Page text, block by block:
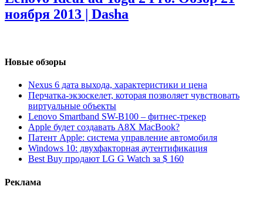
ноября 2013 | Dasha
Новые обзоры
Nexus 6 дата выхода, характеристики и цена
Перчатка-экзоскелет, которая позволяет чувствовать
виртуальные объекты
Lenovo Smartband SW-B100 – фитнес-трекер
Apple будет создавать A8X MacBook?
Патент Apple: система управление автомобиля
Windows 10: двухфакторная аутентификация
Best Buy продают LG G Watch за $ 160
Реклама